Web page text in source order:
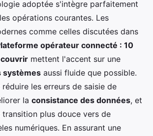
adoptée s'intègre parfaitement
opérations courantes. Les
comme celles discutées dans
opérateur connecté : 10
mettent l'accent sur une
systèmes aussi fluide que possible.
les erreurs de saisie de
la consistance des données, et
transition plus douce vers de
numériques. En assurant une